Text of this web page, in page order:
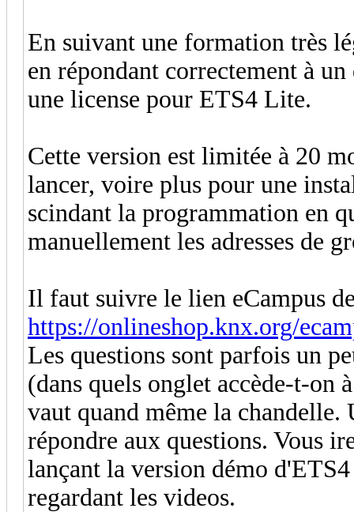
En suivant une formation très
en répondant correctement à
une license pour ETS4 Lite.
Cette version est limitée à 20
lancer, voire plus pour une
scindant la programmation en
manuellement les adresses de
Il faut suivre le lien eCampus
https://onlineshop.knx.org/
Les questions sont parfois un
(dans quels onglet accède-t-on
vaut quand même la
répondre aux questions. Vous
lançant la version démo
regardant les videos.